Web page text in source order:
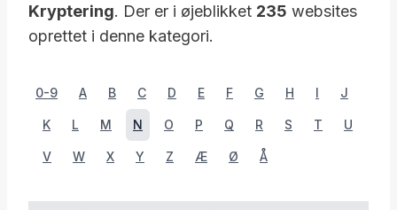
Kryptering. Der er i øjeblikket 235 websites
oprettet i denne kategori.
0-9 A B C D E F G H I J
K L M N O P Q R S T U
V W X Y Z Æ Ø Å